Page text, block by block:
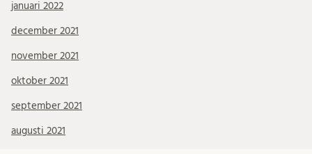
januari 2022
december 2021
november 2021
oktober 2021
september 2021
augusti 2021